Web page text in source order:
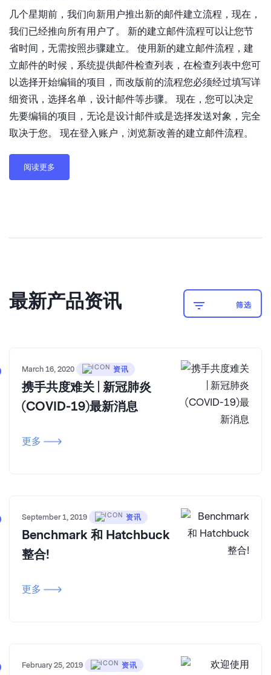
几个星期前，我们向新用户推出新的邮件建立流程，现在，
我们已经推向所有用户了。 新的建立邮件流程可以让您节
省时间，无需按照步骤建立。 使用新的建立邮件流程，建
立邮件的时候，系统提供邮件检查列表，在检查列表中您可
以选择开始编辑的项目，而改版前的流程您必须经过填写详
细资讯，选择名单，设计邮件等步骤。 现在，您可以决定
先要编辑的项目，无论是设计邮件或是选择发送对象，完全
取决于您。 现在登入账户，浏览新改善的建立邮件流程。
阅读更多
最新产品资讯 筛选
March 16, 2020 资讯
携手共度难关 | 新冠肺炎
(COVID-19)最新消息
更多
September 1, 2019 资讯
Benchmark 和 Hatchbuck
整合!
更多
February 25, 2019 资讯